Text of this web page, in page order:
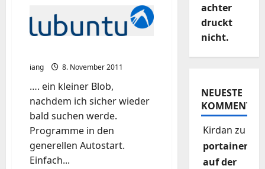
beschleunigen
iang 8. November 2011
…. ein kleiner Blob,
nachdem ich sicher wieder
bald suchen werde.
Programme in den
generellen Autostart.
Einfach...
achter
druckt
nicht.
NEUESTE
Kirdan zu
portainer
auf der